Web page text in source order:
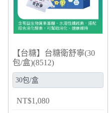
【台糖】台糖衛舒寧(30
包/盒)(8512)
NT$1,080